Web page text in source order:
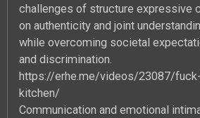
challenges of structure expressive
on authenticity and joint
while overcoming societal
and discrimination.
https://erhe.me/videos/23087/
kitchen/
Communication and emotional